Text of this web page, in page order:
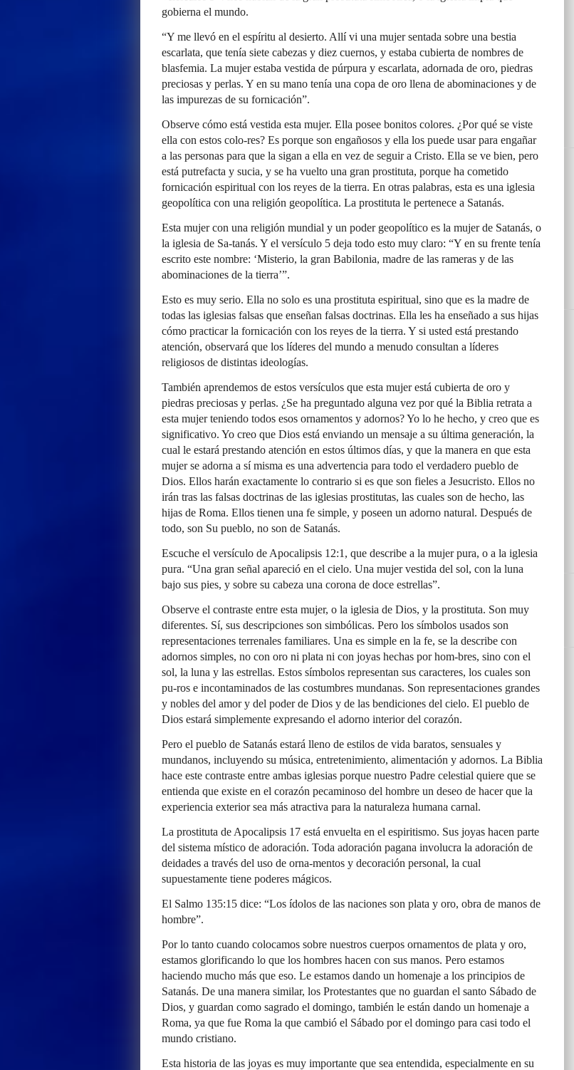
gobierna el mundo.
“Y me llevó en el espíritu al desierto. Allí vi una mujer sentada sobre una bestia
escarlata, que tenía siete cabezas y diez cuernos, y estaba cubierta de nombres de
blasfemia. La mujer estaba vestida de púrpura y escarlata, adornada de oro, piedras
preciosas y perlas. Y en su mano tenía una copa de oro llena de abominaciones y de
las impurezas de su fornicación”.
Observe cómo está vestida esta mujer. Ella posee bonitos colores. ¿Por qué se viste
ella con estos colo-res? Es porque son engañosos y ella los puede usar para engañar
a las personas para que la sigan a ella en vez de seguir a Cristo. Ella se ve bien, pero
está putrefacta y sucia, y se ha vuelto una gran prostituta, porque ha cometido
fornicación espiritual con los reyes de la tierra. En otras palabras, esta es una iglesia
geopolítica con una religión geopolítica. La prostituta le pertenece a Satanás.
Esta mujer con una religión mundial y un poder geopolítico es la mujer de Satanás, o
la iglesia de Sa-tanás. Y el versículo 5 deja todo esto muy claro: “Y en su frente tenía
escrito este nombre: ‘Misterio, la gran Babilonia, madre de las rameras y de las
abominaciones de la tierra’”.
Esto es muy serio. Ella no solo es una prostituta espiritual, sino que es la madre de
todas las iglesias falsas que enseñan falsas doctrinas. Ella les ha enseñado a sus hijas
cómo practicar la fornicación con los reyes de la tierra. Y si usted está prestando
atención, observará que los líderes del mundo a menudo consultan a líderes
religiosos de distintas ideologías.
También aprendemos de estos versículos que esta mujer está cubierta de oro y
piedras preciosas y perlas. ¿Se ha preguntado alguna vez por qué la Biblia retrata a
esta mujer teniendo todos esos ornamentos y adornos? Yo lo he hecho, y creo que es
significativo. Yo creo que Dios está enviando un mensaje a su última generación, la
cual le estará prestando atención en estos últimos días, y que la manera en que esta
mujer se adorna a sí misma es una advertencia para todo el verdadero pueblo de
Dios. Ellos harán exactamente lo contrario si es que son fieles a Jesucristo. Ellos no
irán tras las falsas doctrinas de las iglesias prostitutas, las cuales son de hecho, las
hijas de Roma. Ellos tienen una fe simple, y poseen un adorno natural. Después de
todo, son Su pueblo, no son de Satanás.
Escuche el versículo de Apocalipsis 12:1, que describe a la mujer pura, o a la iglesia
pura. “Una gran señal apareció en el cielo. Una mujer vestida del sol, con la luna
bajo sus pies, y sobre su cabeza una corona de doce estrellas”.
Observe el contraste entre esta mujer, o la iglesia de Dios, y la prostituta. Son muy
diferentes. Sí, sus descripciones son simbólicas. Pero los símbolos usados son
representaciones terrenales familiares. Una es simple en la fe, se la describe con
adornos simples, no con oro ni plata ni con joyas hechas por hom-bres, sino con el
sol, la luna y las estrellas. Estos símbolos representan sus caracteres, los cuales son
pu-ros e incontaminados de las costumbres mundanas. Son representaciones grandes
y nobles del amor y del poder de Dios y de las bendiciones del cielo. El pueblo de
Dios estará simplemente expresando el adorno interior del corazón.
Pero el pueblo de Satanás estará lleno de estilos de vida baratos, sensuales y
mundanos, incluyendo su música, entretenimiento, alimentación y adornos. La Biblia
hace este contraste entre ambas iglesias porque nuestro Padre celestial quiere que se
entienda que existe en el corazón pecaminoso del hombre un deseo de hacer que la
experiencia exterior sea más atractiva para la naturaleza humana carnal.
La prostituta de Apocalipsis 17 está envuelta en el espiritismo. Sus joyas hacen parte
del sistema místico de adoración. Toda adoración pagana involucra la adoración de
deidades a través del uso de orna-mentos y decoración personal, la cual
supuestamente tiene poderes mágicos.
El Salmo 135:15 dice: “Los ídolos de las naciones son plata y oro, obra de manos de
hombre”.
Por lo tanto cuando colocamos sobre nuestros cuerpos ornamentos de plata y oro,
estamos glorificando lo que los hombres hacen con sus manos. Pero estamos
haciendo mucho más que eso. Le estamos dando un homenaje a los principios de
Satanás. De una manera similar, los Protestantes que no guardan el santo Sábado de
Dios, y guardan como sagrado el domingo, también le están dando un homenaje a
Roma, ya que fue Roma la que cambió el Sábado por el domingo para casi todo el
mundo cristiano.
Esta historia de las joyas es muy importante que sea entendida, especialmente en su